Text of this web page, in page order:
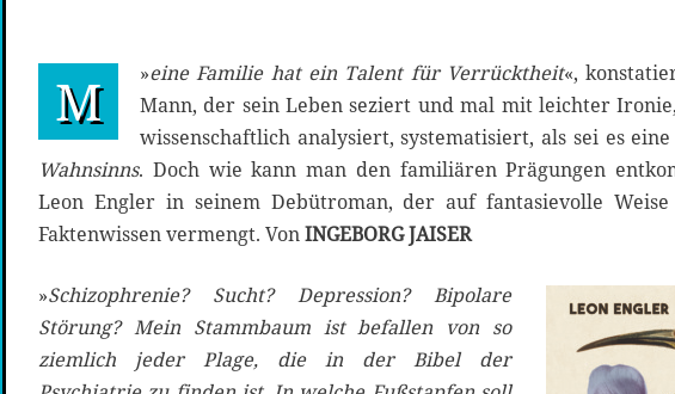
»
M eine Familie hat ein Talent für Verrücktheit«,
Mann, der sein Leben seziert und mal mit leichter
wissenschaftlich analysiert, systematisiert, als sei es eine
Wahnsinns. Doch wie kann man den familiären Prägungen
Leon Engler in seinem Debütroman, der auf fantasievolle
Faktenwissen vermengt. VonINGEBORG JAISER
»Schizophrenie? Sucht? Depression? Bipolare
Störung? Mein Stammbaum ist befallen von so
ziemlich jeder Plage, die in der Bibel der